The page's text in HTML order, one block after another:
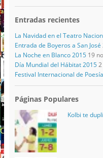
Entradas recientes
La Navidad en el Teatro
Entrada de Boyeros a San José
La Noche en Blanco 2015 19
Día Mundial del Hábitat 2015
Festival Internacional de
Páginas Populares
Kolbi te